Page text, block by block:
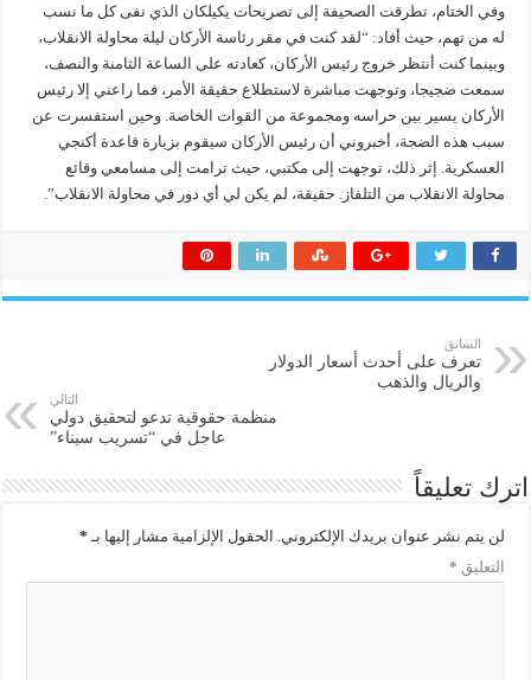
وفي الختام، تطرقت الصحيفة إلى تصريحات يكيلكان الذي نفى كل ما نسب
له من تهم، حيث أفاد: “لقد كنت في مقر رئاسة الأركان ليلة محاولة الانقلاب،
وبينما كنت أنتظر خروج رئيس الأركان، كعادته على الساعة الثامنة والنصف،
سمعت ضجيجا، وتوجهت مباشرة لاستطلاع حقيقة الأمر، فما راعني إلا رئيس
الأركان يسير بين حراسه ومجموعة من القوات الخاصة. وحين استفسرت عن
سبب هذه الضجة، أخبروني أن رئيس الأركان سيقوم بزيارة قاعدة أكنجي
العسكرية. إثر ذلك، توجهت إلى مكتبي، حيث ترامت إلى مسامعي وقائع
محاولة الانقلاب من التلفاز. حقيقة، لم يكن لي أي دور في محاولة الانقلاب”.
السابق
تعرف على أحدث أسعار الدولار
والريال والذهب
التالي
منظمة حقوقية تدعو لتحقيق دولي
عاجل في “تسريب سيناء”
اترك تعليقاً
لن يتم نشر عنوان بريدك الإلكتروني. الحقول الإلزامية مشار إليها بـ *
التعليق *